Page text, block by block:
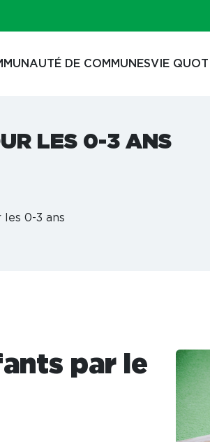
DE COMMUNESVIE
LES 0-3 ANS
les 0-3 ans
par le